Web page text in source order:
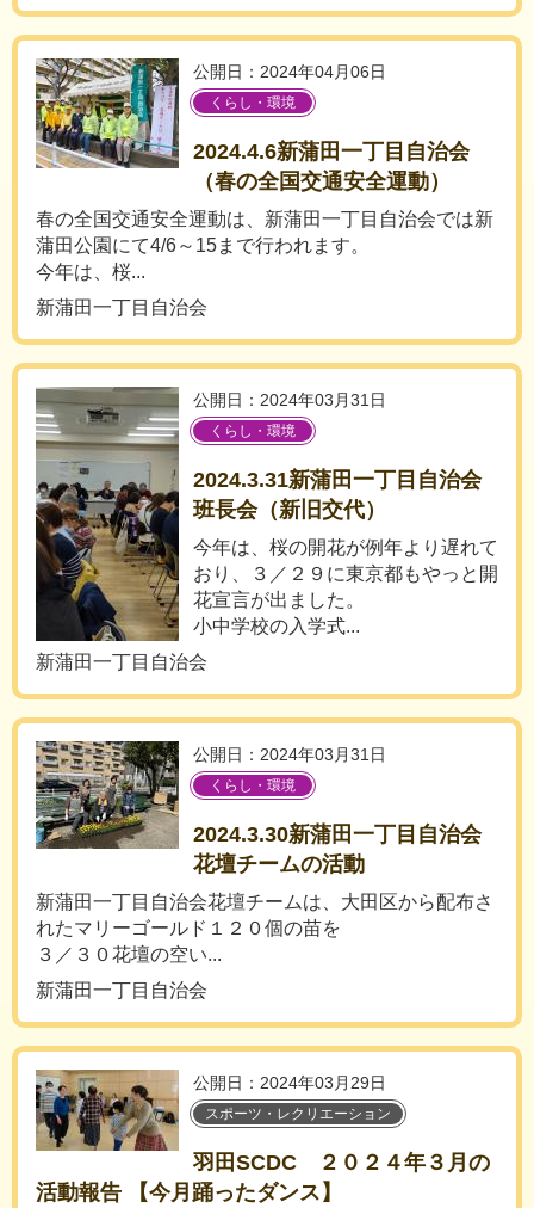
公開日：2024年04月06日
くらし・環境
2024.4.6新蒲田一丁目自治会
（春の全国交通安全運動）
春の全国交通安全運動は、新蒲田一丁目自治会では新
蒲田公園にて4/6～15まで行われます。
今年は、桜...
新蒲田一丁目自治会
公開日：2024年03月31日
くらし・環境
2024.3.31新蒲田一丁目自治会
班長会（新旧交代）
今年は、桜の開花が例年より遅れて
おり、３／２９に東京都もやっと開
花宣言が出ました。
小中学校の入学式...
新蒲田一丁目自治会
公開日：2024年03月31日
くらし・環境
2024.3.30新蒲田一丁目自治会
花壇チームの活動
新蒲田一丁目自治会花壇チームは、大田区から配布さ
れたマリーゴールド１２０個の苗を
３／３０花壇の空い...
新蒲田一丁目自治会
公開日：2024年03月29日
スポーツ・レクリエーション
羽田SCDC ２０２４年３月の
活動報告 【今月踊ったダンス】